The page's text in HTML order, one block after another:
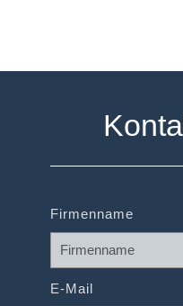
Firmenname
E-Mail